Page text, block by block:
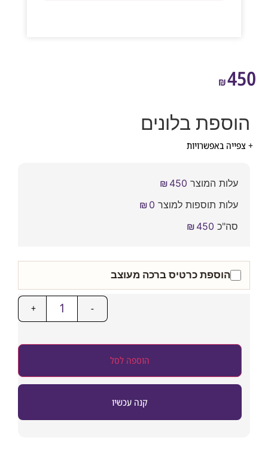
₪
בלונים
באפשרויות
עלות המוצר ₪450
עלות תוספות למוצר
₪0
₪450
הוספת כרטיס ברכה מעוצב
+
הוספה לסל
קנה עכשיו